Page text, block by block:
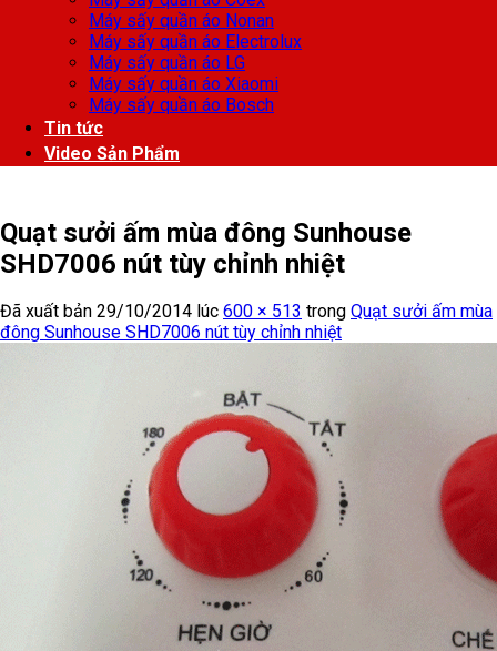
Máy sấy quần áo Nonan
Máy sấy quần áo Electrolux
Máy sấy quần áo LG
Máy sấy quần áo Xiaomi
Máy sấy quần áo Bosch
Tin tức
Video Sản Phẩm
Quạt sưởi ấm mùa đông Sunhouse
SHD7006 nút tùy chỉnh nhiệt
Đã xuất bản 29/10/2014 lúc 600 × 513 trong Quạt sưởi ấm mùa
đông Sunhouse SHD7006 nút tùy chỉnh nhiệt